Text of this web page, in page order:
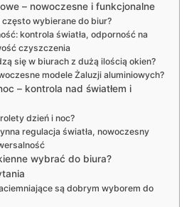
– nowoczesne i funkcjonalne
często wybierane do biur?
kontrola światła, odporność na
czyszczenia
się w biurach z dużą ilością okien?
modele Żaluzji aluminiowych?
– kontrola nad światłem i
dzień i noc?
regulacja światła, nowoczesny
wybrać do biura?
są dobrym wyborem do